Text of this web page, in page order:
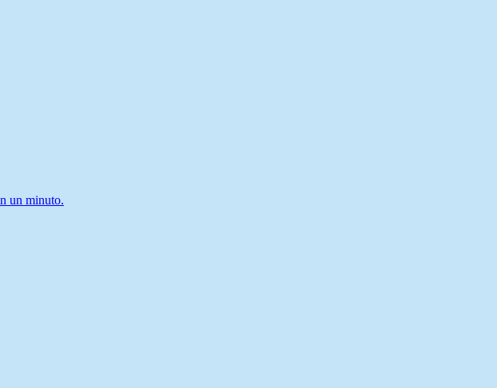
un minuto.